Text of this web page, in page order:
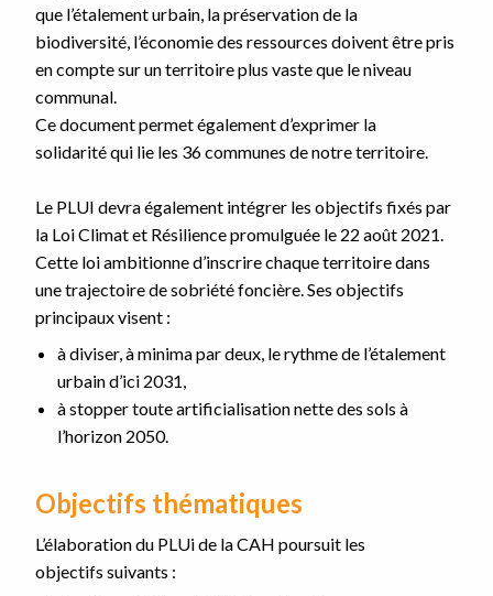
que l’étalement urbain, la préservation de la
biodiversité, l’économie des ressources doivent être pris
en compte sur un territoire plus vaste que le niveau
communal.
Ce document permet également d’exprimer la
solidarité qui lie les 36 communes de notre territoire.
Le PLUI devra également intégrer les objectifs fixés par
la Loi Climat et Résilience promulguée le 22 août 2021.
Cette loi ambitionne d’inscrire chaque territoire dans
une trajectoire de sobriété foncière. Ses objectifs
principaux visent :
à diviser, à minima par deux, le rythme de l’étalement
urbain d’ici 2031,
à stopper toute artificialisation nette des sols à
l’horizon 2050.
Objectifs thématiques
L’élaboration du PLUi de la CAH poursuit les
objectifs suivants :